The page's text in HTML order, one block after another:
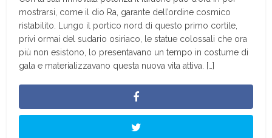
mostrarsi, come il dio Ra, garante dell’ordine cosmico
ristabilito. Lungo il portico nord di questo primo cortile,
privi ormai del sudario osiriaco, le statue colossali che ora
più non esistono, lo presentavano un tempo in costume di
gala e materializzavano questa nuova vita attiva. […]